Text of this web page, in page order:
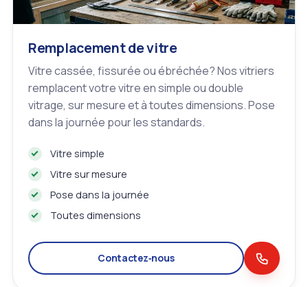
Remplacement de vitre
Vitre cassée, fissurée ou ébréchée? Nos vitriers
remplacent votre vitre en simple ou double
vitrage, sur mesure et à toutes dimensions. Pose
dans la journée pour les standards.
Vitre simple
Vitre sur mesure
Pose dans la journée
Toutes dimensions
Contactez‑nous